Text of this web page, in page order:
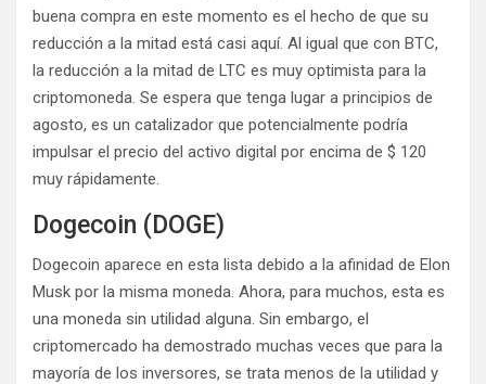
buena compra en este momento es el hecho de que su
reducción a la mitad está casi aquí. Al igual que con BTC,
la reducción a la mitad de LTC es muy optimista para la
criptomoneda. Se espera que tenga lugar a principios de
agosto, es un catalizador que potencialmente podría
impulsar el precio del activo digital por encima de $ 120
muy rápidamente.
Dogecoin (DOGE)
Dogecoin aparece en esta lista debido a la afinidad de Elon
Musk por la misma moneda. Ahora, para muchos, esta es
una moneda sin utilidad alguna. Sin embargo, el
criptomercado ha demostrado muchas veces que para la
mayoría de los inversores, se trata menos de la utilidad y